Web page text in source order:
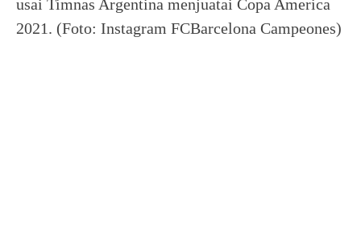
usai Timnas Argentina menjuatai Copa America
2021. (Foto: Instagram FCBarcelona Campeones)